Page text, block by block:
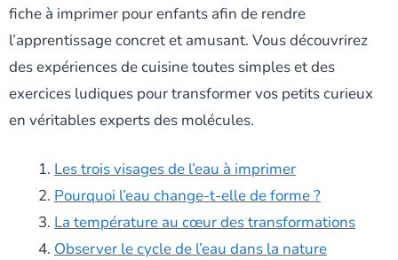
fiche à imprimer pour enfants afin de rendre
l’apprentissage concret et amusant. Vous découvrirez
des expériences de cuisine toutes simples et des
exercices ludiques pour transformer vos petits curieux
en véritables experts des molécules.
Les trois visages de l’eau à imprimer
Pourquoi l’eau change-t-elle de forme ?
La température au cœur des transformations
Observer le cycle de l’eau dans la nature